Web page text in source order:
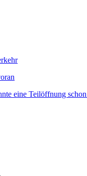
eine Teilöffnung